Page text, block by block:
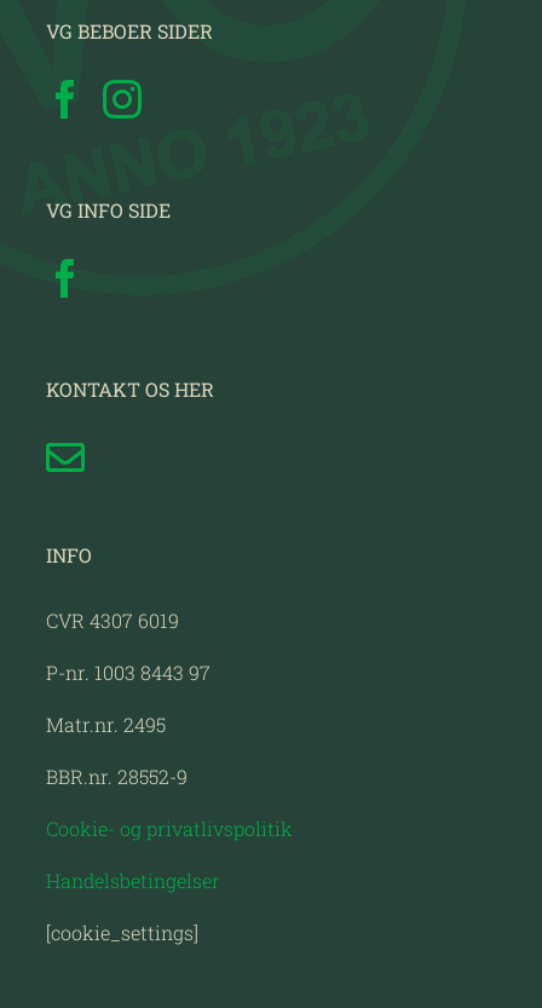
VG BEBOER SIDER
VG INFO SIDE
KONTAKT OS HER
INFO
CVR 4307 6019
P-nr. 1003 8443 97
Matr.nr. 2495
BBR.nr. 28552-9
Cookie- og privatlivspolitik
Handelsbetingelser
[cookie_settings]